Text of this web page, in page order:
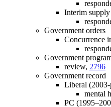
Interim supply
Government orders
Concurrence
Government
review, 2796
Government record
Liberal (2003-
mental
PC